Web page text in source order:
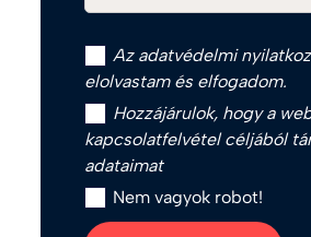
Az adatvédelmi
elolvastam és elfogadom.
Hozzájárulok, hogy a
kapcsolatfelvétel céljából
adataimat
Nem vagyok robot!